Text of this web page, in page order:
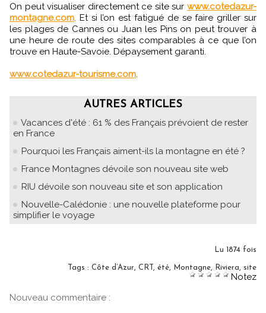
On peut visualiser directement ce site sur www.cotedazur-
montagne.com . Et si l’on est fatigué de se faire griller sur
les plages de Cannes ou Juan les Pins on peut trouver à
une heure de route des sites comparables à ce que l’on
trouve en Haute-Savoie. Dépaysement garanti.
www.cotedazur-tourisme.com
AUTRES ARTICLES
Vacances d'été : 61 % des Français prévoient de rester
en France
Pourquoi les Français aiment-ils la montagne en été ?
France Montagnes dévoile son nouveau site web
RIU dévoile son nouveau site et son application
Nouvelle-Calédonie : une nouvelle plateforme pour
simplifier le voyage
Lu 1874 fois
Tags : Côte d’Azur CRT été Montagne Riviera site
Notez
Nouveau commentaire :